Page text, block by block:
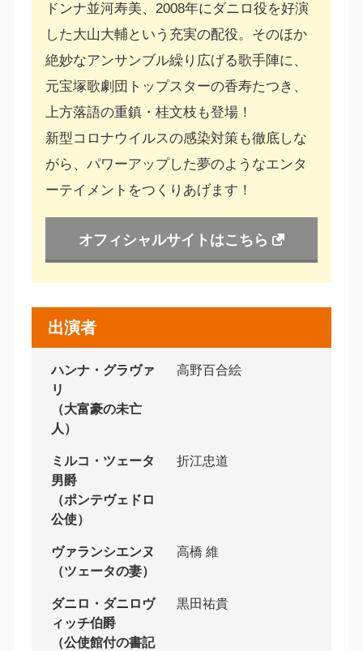
ドンナ並河寿美、2008年にダニロ役を好演
した大山大輔という充実の配役。そのほか
絶妙なアンサンブル繰り広げる歌手陣に、
元宝塚歌劇団トップスターの香寿たつき、
上方落語の重鎮・桂文枝も登場！
新型コロナウイルスの感染対策も徹底しな
がら、パワーアップした夢のようなエンタ
ーテイメントをつくりあげます！
オフィシャルサイトはこちら
出演者
ハンナ・グラヴァ
リ
（大富豪の未亡
人）
高野百合絵
ミルコ・ツェータ
男爵
（ポンテヴェドロ
公使）
折江忠道
ヴァランシエンヌ
（ツェータの妻）
高橋 維
ダニロ・ダニロヴ
ィッチ伯爵
（公使館付の書記
黒田祐貴